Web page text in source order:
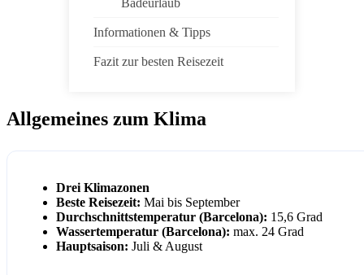
Badeurlaub
Informationen & Tipps
Fazit zur besten Reisezeit
Allgemeines zum Klima
Drei Klimazonen
Beste Reisezeit: Mai bis September
Durchschnittstemperatur (Barcelona): 15,6 Grad
Wassertemperatur (Barcelona): max. 24 Grad
Hauptsaison: Juli & August